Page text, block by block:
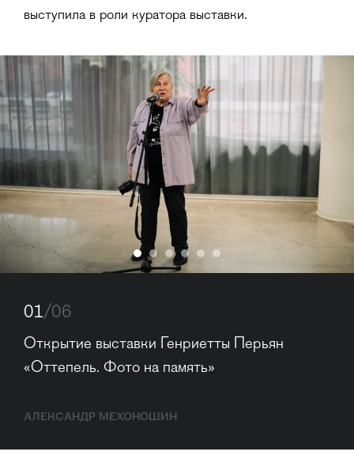
выступила в роли куратора выставки.
01/06
Открытие выставки Генриетты Перьян
«Оттепель. Фото на память»
АЛЕКСАНДР МЕХОНОШИН